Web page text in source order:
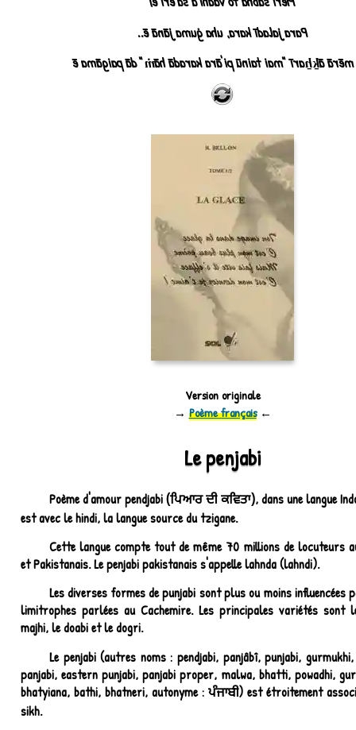
Para jaladī kara, uha ġuma jānā ē..
Iha mērā āḵẖarī "mai tainū pi'āra karadā hāṁ" dā
Version originale
→ Poème français←
Le penjabi
Poème d'amour pendjabi(ਪਿਆਰ ਦੀ ਕਵਿਤਾ), dans une langue
est avec le hindi, la langue source du tzigane.
Cette langue compte tout de même 70 millions de locuteurs
et Pakistanais. Le penjabi pakistanais s'appelle lahnda (lahndi).
Les diverses formes de punjabi sont plus ou moins influencées
limitrophes parlées au Cachemire. Les principales variétés sont
majhi, le doabi et le dogri.
Le penjabi (autres noms : pendjabi, panjâbî, punjabi,
panjabi, eastern punjabi, panjabi proper, malwa, bhatti, powadhi,
bhatyiana, bathi, bhatneri, autonyme : ਪੰਜਾਬੀ) est étroitement
sikh.